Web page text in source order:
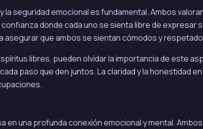
seguridad emocional es fundamental. Ambos
donde cada uno se sienta libre de expresar
que ambos se sientan cómodos y
libres, pueden olvidar la importancia de este
paso que den juntos. La claridad y la honestidad en
en una profunda conexión emocional y mental. Ambos